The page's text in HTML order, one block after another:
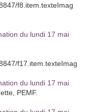
f8.item.texteImag
f17.item.texteImag
PEMF.